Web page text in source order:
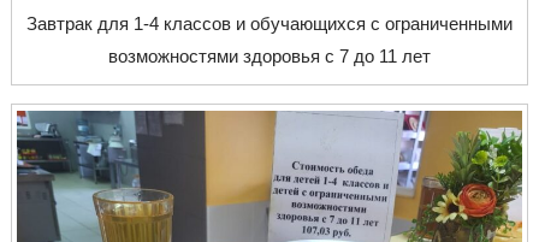
Завтрак для 1-4 классов и обучающихся с ограниченными
возможностями здоровья с 7 до 11 лет